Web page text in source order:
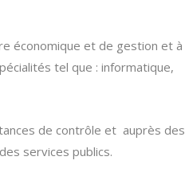
économique et de gestion et à
tel que : informatique,
de contrôle et auprès des
services publics.